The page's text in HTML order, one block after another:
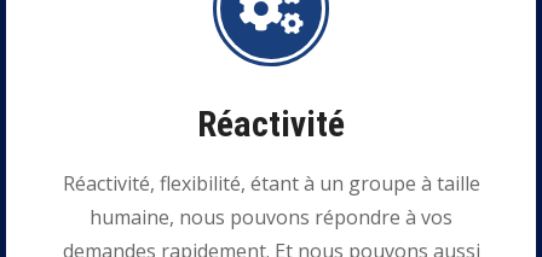
Réactivité
Réactivité, flexibilité, étant à un groupe à taille
humaine, nous pouvons répondre à vos
demandes rapidement. Et nous pouvons aussi